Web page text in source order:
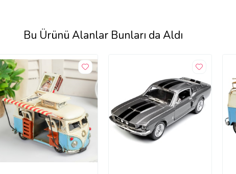
Bu Ürünü Alanlar Bunları da Aldı